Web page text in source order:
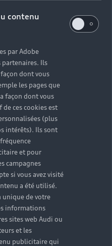
contenu
par Adobe
partenaires. Ils
dont vous
les pages que
façon dont vous
ces cookies est
(plus
intérêts). Ils sont
et pour
campagnes
si vous avez visité
a été utilisé.
unique de votre
informations
sites web Audi ou
et les
publicitaire qui